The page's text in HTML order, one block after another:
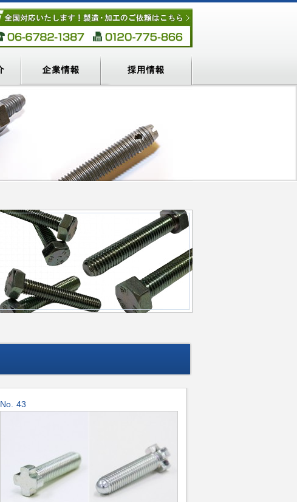
No. 43